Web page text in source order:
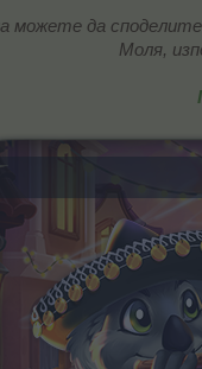
можете да
Моля,